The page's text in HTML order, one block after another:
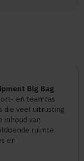
Big Bag
en teamtas
die veel uitrusting
inhoud van
ruimte
en